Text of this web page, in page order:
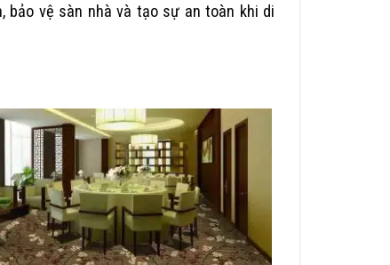
bảo vệ sàn nhà và tạo sự an toàn khi di